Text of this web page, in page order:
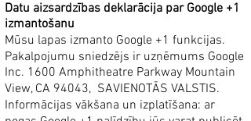
Datu aizsardzības deklarācija par Google +1
izmantošanu
Mūsu lapas izmanto Google +1 funkcijas.
Pakalpojumu sniedzējs ir uzņēmums Google
Inc. 1600 Amphitheatre Parkway Mountain
View, CA 94043, SAVIENOTĀS VALSTIS.
Informācijas vākšana un izplatīšana: ar